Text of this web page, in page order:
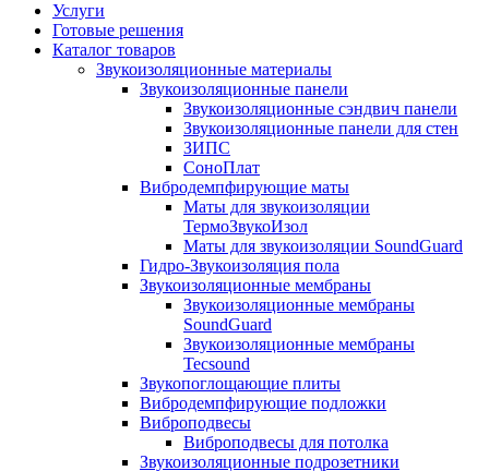
Услуги
Готовые решения
Каталог товаров
Звукоизоляционные материалы
Звукоизоляционные панели
Звукоизоляционные сэндвич панели
Звукоизоляционные панели для стен
ЗИПС
СоноПлат
Вибродемпфирующие маты
Маты для звукоизоляции
ТермоЗвукоИзол
Маты для звукоизоляции SoundGuard
Гидро-Звукоизоляция пола
Звукоизоляционные мембраны
Звукоизоляционные мембраны
SoundGuard
Звукоизоляционные мембраны
Tecsound
Звукопоглощающие плиты
Вибродемпфирующие подложки
Виброподвесы
Виброподвесы для потолка
Звукоизоляционные подрозетники